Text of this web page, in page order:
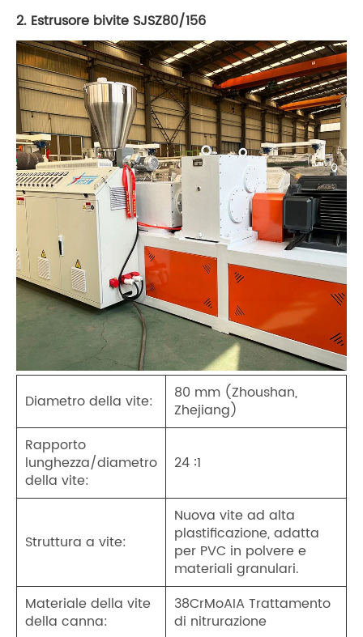
2. Estrusore bivite SJSZ80/156
Diametro della vite:
80 mm (Zhoushan,
Zhejiang)
Rapporto
lunghezza/diametro
della vite:
24 ∶1
Struttura a vite:
Nuova vite ad alta
plastificazione, adatta
per PVC in polvere e
materiali granulari.
Materiale della vite
della canna:
38CrMoAIA Trattamento
di nitrurazione